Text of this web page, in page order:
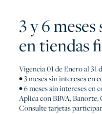
3 y 6
en tiendas
Vigencia 01 de Enero al 31
• 3 meses sin intereses en
• 6 meses sin intereses en
Aplica con BBVA,
Consulte tarjetas